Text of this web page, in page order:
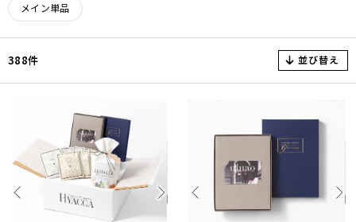
メイン単品
388件 並び替え